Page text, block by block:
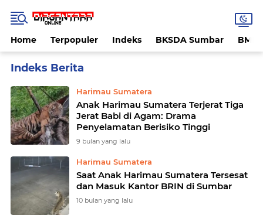
Home Terpopuler Indeks BKSDA Sumbar
Harimau Sumatera
Anak Harimau Sumatera Terjerat Tiga
Jerat Babi di Agam: Drama
Penyelamatan Berisiko Tinggi
9 bulan yang lalu
Harimau Sumatera
Saat Anak Harimau Sumatera Tersesat
dan Masuk Kantor BRIN di Sumbar
10 bulan yang lalu